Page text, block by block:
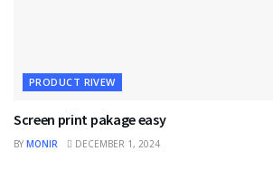
PRODUCT RIVEW
Screen print pakage easy
BY MONIR DECEMBER 1, 2024